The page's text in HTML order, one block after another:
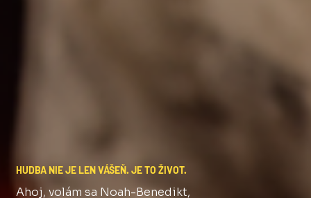
HUDBA NIE JE LEN VÁŠEŇ. JE TO ŽIVOT.
Ahoj, volám sa Noah-Benedikt,